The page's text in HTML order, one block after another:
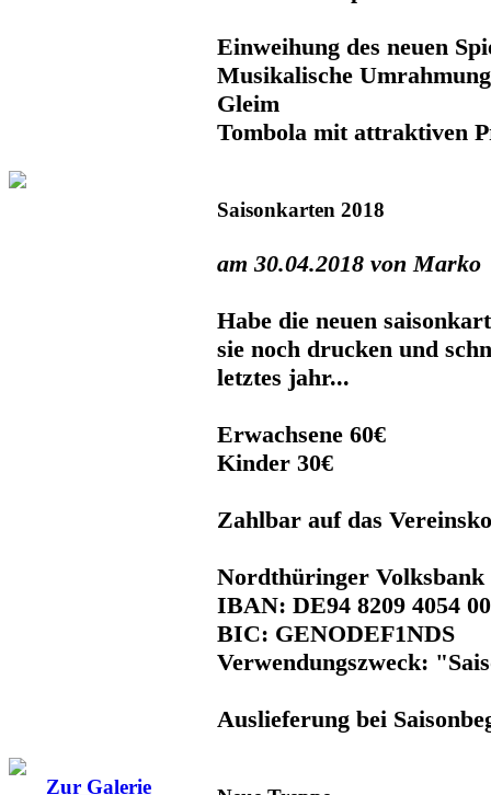
Einweihung des neuen
Musikalische
Gleim
Tombola mit attraktiven
Saisonkarten 2018
am 30.04.2018 von Marko
Habe die neuen
sie noch drucken und
letztes jahr...
Erwachsene 60€
Kinder 30€
Zahlbar auf das
Nordthüringer Volksbank
IBAN: DE94 8209 4054
BIC: GENODEF1NDS
Verwendungszweck:
Auslieferung bei
Zur Galerie